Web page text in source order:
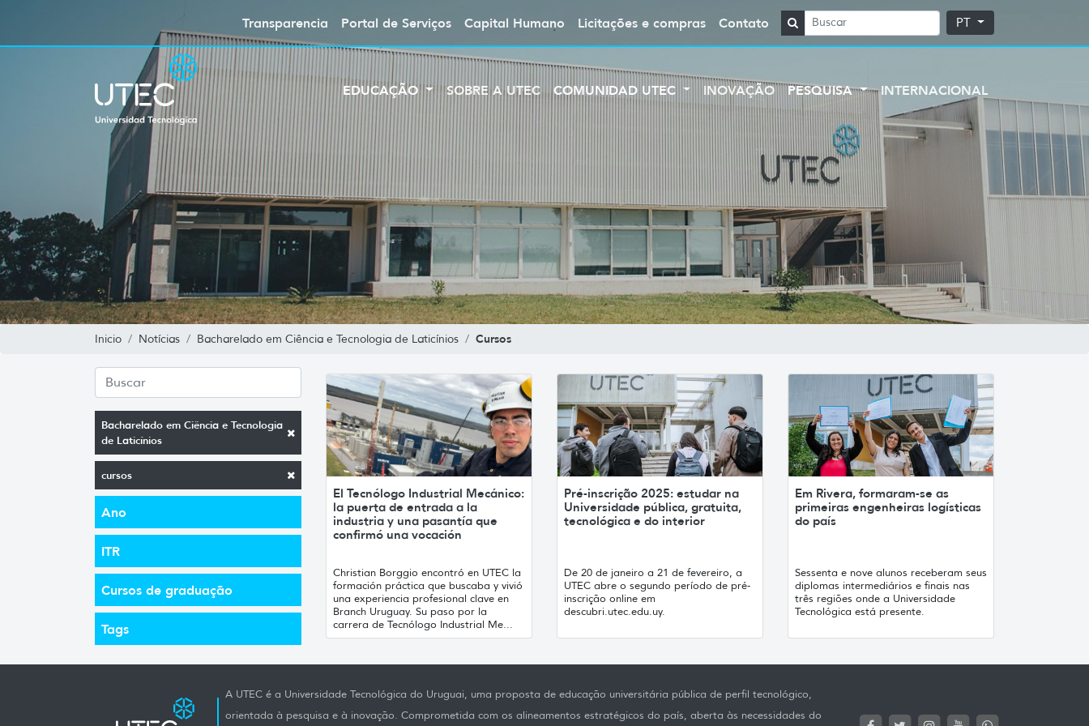
Transparencia Portal de Serviços Capital Humano Licitações e compras Contato PT
EDUCAÇÃO SOBRE A UTEC COMUNIDAD UTEC INOVAÇÃO PESQUISA INTERNACIONAL
Inicio Notícias Bacharelado em Ciência e Tecnologia de Laticínios Cursos
Bacharelado em Ciência e Tecnologia
de Laticínios
cursos
Ano
ITR
Cursos de graduação
Tags
El Tecnólogo Industrial Mecánico:
la puerta de entrada a la
industria y una pasantía que
confirmó una vocación
Christian Borggio encontró en UTEC la
formación práctica que buscaba y vivió
una experiencia profesional clave en
Branch Uruguay. Su paso por la
carrera de Tecnólogo Industrial Me...
Pré-inscrição 2025: estudar na
Universidade pública, gratuita,
tecnológica e do interior
De 20 de janeiro a 21 de fevereiro, a
UTEC abre o segundo período de pré-
inscrição online em
descubri.utec.edu.uy.
Em Rivera, formaram-se as
primeiras engenheiras logísticas
do país
Sessenta e nove alunos receberam seus
diplomas intermediários e finais nas
três regiões onde a Universidade
Tecnológica está presente.
A UTEC é a Universidade Tecnológica do Uruguai, uma proposta de educação universitária pública de perfil tecnológico,
orientada à pesquisa e à inovação. Comprometida com os alineamentos estratégicos do país, aberta às necessidades do